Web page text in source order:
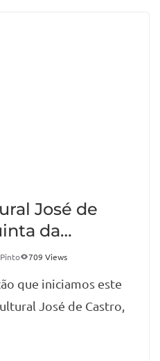
José de
da…
709 Views
que iniciamos este
José de Castro,